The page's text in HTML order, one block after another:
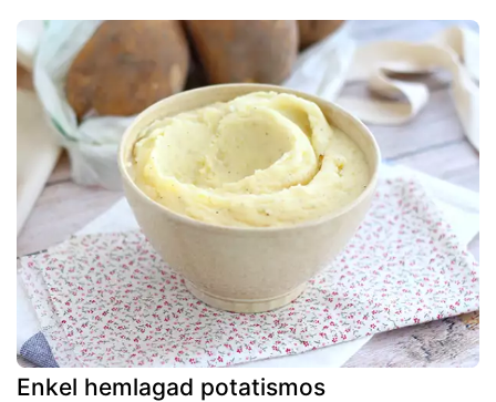
Enkel hemlagad potatismos